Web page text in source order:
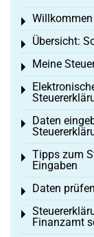
Toggle menu
Übersicht:
Toggle menu
Meine
Toggle menu
Toggle menu
Daten
Toggle menu
Tipps zum
Eingaben
Toggle menu
Daten
Toggle menu
Finanzamt
Toggle menu